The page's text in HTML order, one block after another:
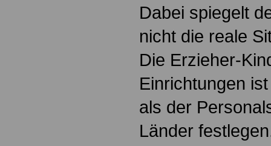
Dabei spiegelt
nicht die reale
Die Erzieher-
Einrichtungen
als der
Länder